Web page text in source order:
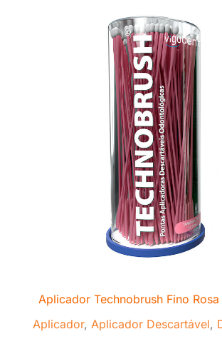
Aplicador Technobrush Fino
Aplicador, Aplicador Descartável,